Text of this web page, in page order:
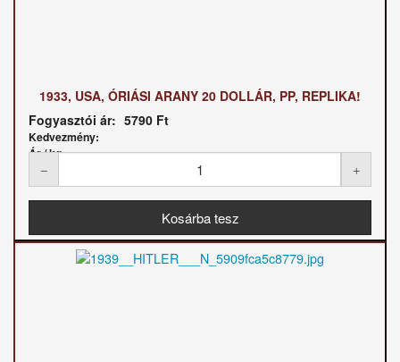
1933, USA, ÓRIÁSI ARANY 20 DOLLÁR, PP, REPLIKA!
Fogyasztói ár: 5790 Ft
Kedvezmény:
Ár / kg: